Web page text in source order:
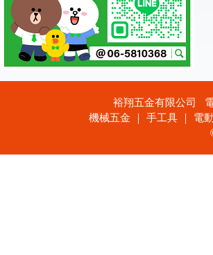
裕翔五金有限公司
機械五金 ｜ 手工具 ｜ 電